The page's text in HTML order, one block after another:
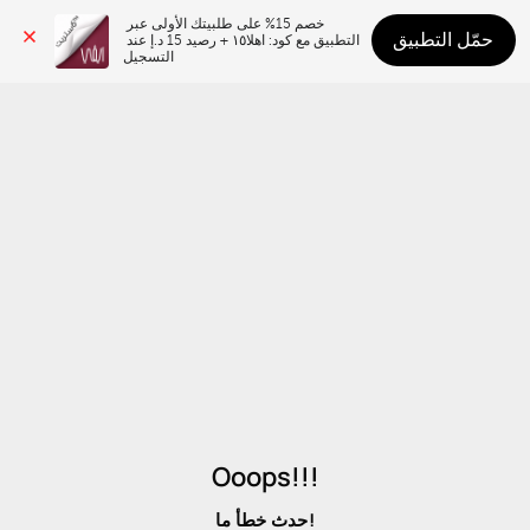
التسجيل
حمّل التطبيق
Ooops!!!
حدث خطأ ما!